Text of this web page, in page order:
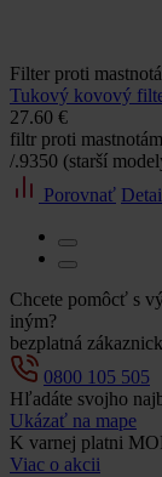
Filter proti
Tukový kovový
27.60 €
filtr proti
/.9350 (starší
Porovnať
Chcete pomôcť s
iným?
bezplatná
0800 105 505
Hľadáte svojho
Ukázať na mape
K varnej platni
Viac o akcii